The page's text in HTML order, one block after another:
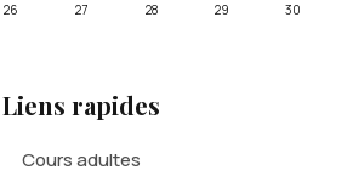
26 27 28 29
30
Liens rapides
Cours adultes